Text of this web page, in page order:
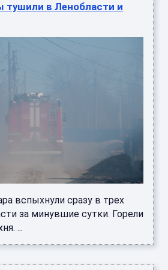
в Ленобласти и
вспыхнули сразу в трех
за минувшие сутки. Горели
...